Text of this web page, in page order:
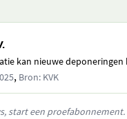
kan nieuwe
, Bron: KVK
start een proefabonnement.